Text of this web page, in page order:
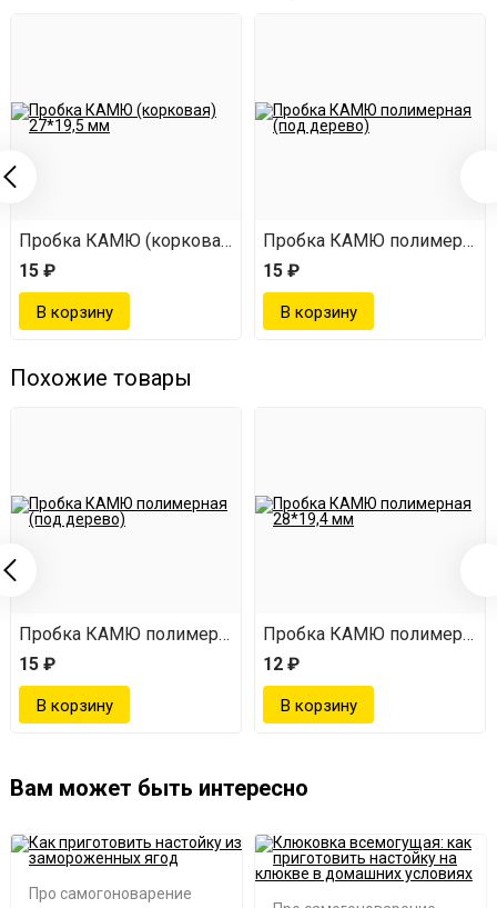
Пробка КАМЮ (корковая) 27*19,5 мм
15 ₽
Пробка КАМЮ полимерная
15 ₽
Похожие товары
Пробка КАМЮ полимерная (под дерево)
15 ₽
Пробка КАМЮ полимерная
12 ₽
Вам может быть интересно
Про самогоноварение